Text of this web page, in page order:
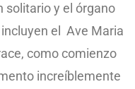
solitario y el órgano
el Ave Maria
como comienzo
increíblemente